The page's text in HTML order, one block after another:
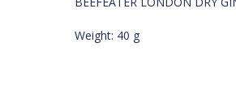
Weight: 40 g